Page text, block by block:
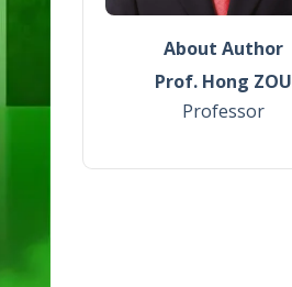
About Author
Prof. Hong ZOU
Professor